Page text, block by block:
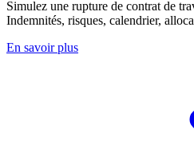
Simulez une rupture de contrat de
Indemnités, risques, calendrier,
En savoir plus